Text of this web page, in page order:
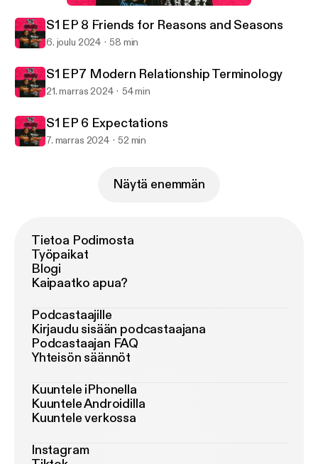
T and J Child's Play
S1 EP 8 Friends for Reasons and Seasons
6. joulu 2024 58 min
S1 EP7 Modern Relationship Terminology
21. marras 2024 54 min
S1 EP 6 Expectations
7. marras 2024 52 min
Näytä enemmän
Tietoa Podimosta
Työpaikat
Blogi
Kaipaatko apua?
Podcastaajille
Kirjaudu sisään podcastaajana
Podcastaajan FAQ
Yhteisön säännöt
Kuuntele iPhonella
Kuuntele Androidilla
Kuuntele verkossa
Instagram